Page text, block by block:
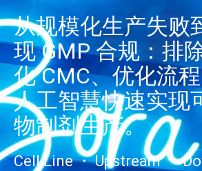
从规模化生产失败
现 GMP 合规：排
化 CMC、优化流
人工智慧快速实现
物制剂生产。
Cell Line ・ Upstream ・